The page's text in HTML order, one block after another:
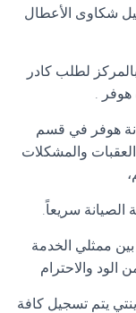
شكاوى الأعطال
لطلب كادر
.
هوفر في قسم
والمشكلات
سريعاً.
ممثلي الخدمة
والاحترام
يتم تسجيل كافة